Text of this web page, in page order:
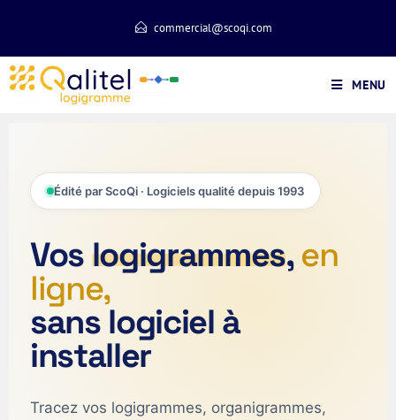
commercial@scoqi.com
MENU
Édité par ScoQi · Logiciels qualité depuis 1993
Voslogigrammes,en
ligne,
sans logiciel à
installer
Tracez vos logigrammes, organigrammes,